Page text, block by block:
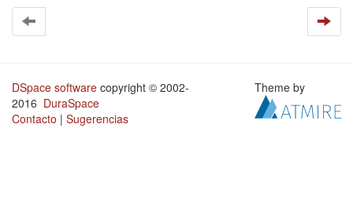
DSpace software copyright © 2002-
2016 DuraSpace
Contacto | Sugerencias
Theme by